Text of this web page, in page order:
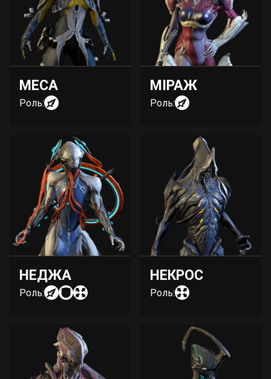
МЕСА
Роль:
МІРАЖ
Роль:
НЕДЖА
Роль:
НЕКРОС
Роль: